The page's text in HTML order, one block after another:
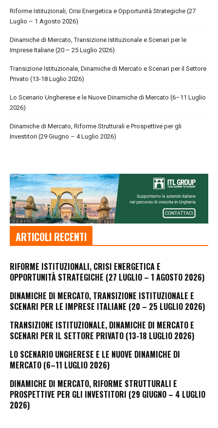
Riforme Istituzionali, Crisi Energetica e Opportunità Strategiche (27
Luglio – 1 Agosto 2026)
Dinamiche di Mercato, Transizione Istituzionale e Scenari per le
Imprese Italiane (20 – 25 Luglio 2026)
Transizione Istituzionale, Dinamiche di Mercato e Scenari per il Settore
Privato (13-18 Luglio 2026)
Lo Scenario Ungherese e le Nuove Dinamiche di Mercato (6–11 Luglio
2026)
Dinamiche di Mercato, Riforme Strutturali e Prospettive per gli
Investitori (29 Giugno – 4 Luglio 2026)
ARTICOLI RECENTI
RIFORME ISTITUZIONALI, CRISI ENERGETICA E
OPPORTUNITÀ STRATEGICHE (27 LUGLIO – 1 AGOSTO 2026)
DINAMICHE DI MERCATO, TRANSIZIONE ISTITUZIONALE E
SCENARI PER LE IMPRESE ITALIANE (20 – 25 LUGLIO 2026)
TRANSIZIONE ISTITUZIONALE, DINAMICHE DI MERCATO E
SCENARI PER IL SETTORE PRIVATO (13-18 LUGLIO 2026)
LO SCENARIO UNGHERESE E LE NUOVE DINAMICHE DI
MERCATO (6–11 LUGLIO 2026)
DINAMICHE DI MERCATO, RIFORME STRUTTURALI E
PROSPETTIVE PER GLI INVESTITORI (29 GIUGNO – 4 LUGLIO
2026)